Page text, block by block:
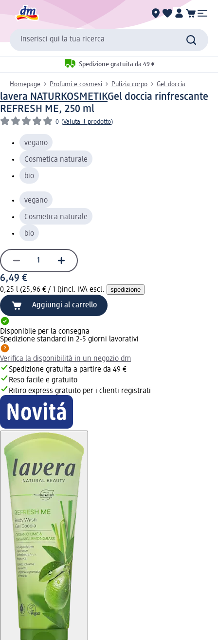
Inserisci qui la tua ricerca
Spedizione gratuita da 49 €
Homepage Profumi e cosmesi Pulizia corpo Gel doccia
lavera NATURKOSMETIKGel doccia rinfrescante
REFRESH ME, 250 ml
0 (Valuta il prodotto)
vegano
Cosmetica naturale
bio
vegano
Cosmetica naturale
bio
6,49 €
0,25 l (25,96 € / 1 l)incl. IVA escl. spedizione
Aggiungi al carrello
Disponibile per la consegna
Spedizione standard in 2-5 giorni lavorativi
Verifica la disponibilità in un negozio dm
Spedizione gratuita a partire da 49 €
Reso facile e gratuito
Ritiro express gratuito per i clienti registrati